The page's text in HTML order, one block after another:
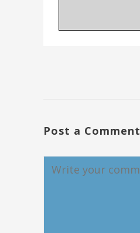
Post a Comment